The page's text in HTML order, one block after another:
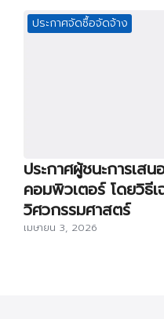
ประกาศจัดซื้อจัดจ้าง
ประกาศผู้ชนะการเส
คอมพิวเตอร์ โดยวิธี
วิศวกรรมศาสตร์
เมษายน 3, 2026